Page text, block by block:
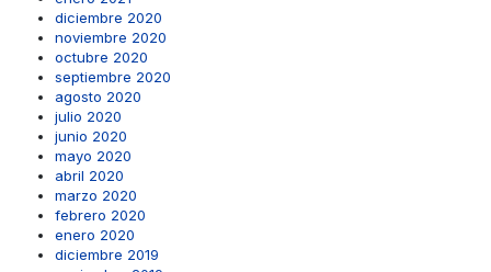
diciembre 2020
noviembre 2020
octubre 2020
septiembre 2020
agosto 2020
julio 2020
junio 2020
mayo 2020
abril 2020
marzo 2020
febrero 2020
enero 2020
diciembre 2019